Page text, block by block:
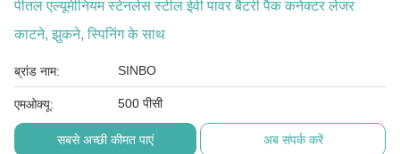
पीतल एल्यूमीनियम स्टेनलेस स्टील ईवी पावर बैटरी पैक कनेक्टर लेजर
काटने, झुकने, स्पिनिंग के साथ
ब्रांड नाम: SINBO
एमओक्यू: 500 पीसी
सबसे अच्छी कीमत पाएं अब संपर्क करें